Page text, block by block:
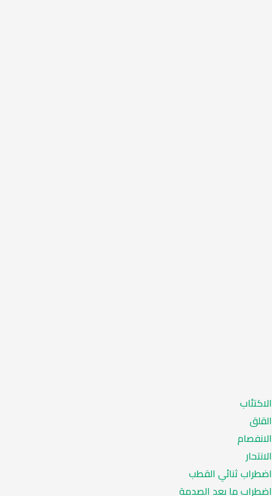
الاكتئاب
القلق
الانفصام
الانتحار
اضطراب ثنائي القطب
اضطراب ما بعد الصدمة